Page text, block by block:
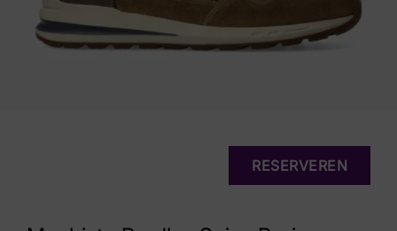
RESERVEREN